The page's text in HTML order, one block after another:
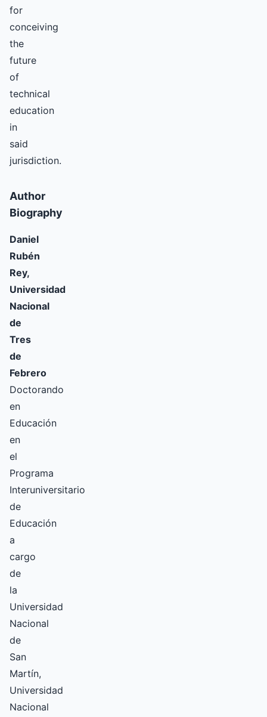
for
conceiving
the
future
of
technical
education
in
said
jurisdiction.
Author
Biography
Daniel
Rubén
Rey,
Universidad
Nacional
de
Tres
de
Febrero
Doctorando
en
Educación
en
el
Programa
Interuniversitario
de
Educación
a
cargo
de
la
Universidad
Nacional
de
San
Martín,
Universidad
Nacional